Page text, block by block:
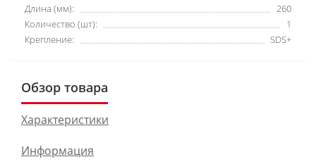
Длина (мм):
260
Количество (шт):
1
Крепление:
SDS+
Обзор товара
Характеристики
Информация